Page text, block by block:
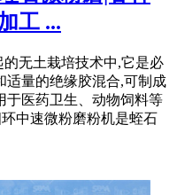
工 ...
无土栽培技术中,它是必
适量的绝缘胶混合,可制成
于医药卫生、动物饲料等
中速微粉磨粉机是蛭石